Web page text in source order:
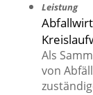
Leistung
Als
von